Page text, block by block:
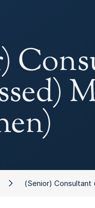
(Senior)